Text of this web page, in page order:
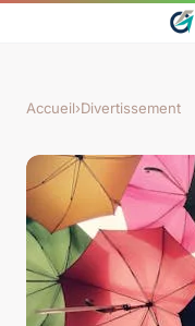
Accueil›Divertissement